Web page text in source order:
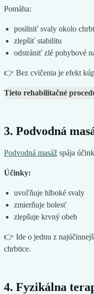
Pomáha:
posilniť svaly okolo
zlepšiť stabilitu
odstrániť zlé pohybové
👉 Bez cvičenia je efekt
Tieto rehabilitačné
3. Podvodná
Podvodná masáž spája
Účinky:
uvoľňuje hlboké svaly
zmierňuje bolesť
zlepšuje krvný obeh
👉 Ide o jednu z
chrbtice.
4. Fyzikálna